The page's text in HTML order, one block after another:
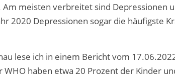
meisten verbreitet sind Depressionen
2020 Depressionen sogar die häufigste
lese ich in einem Bericht vom
haben etwa 20 Prozent der Kinder